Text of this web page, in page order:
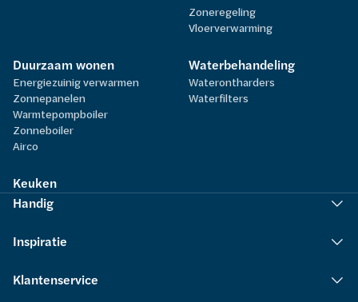
Zoneregeling
Vloerverwarming
Duurzaam wonen
Energiezuinig verwarmen
Zonnepanelen
Warmtepompboiler
Zonneboiler
Airco
Waterbehandeling
Waterontharders
Waterfilters
Keuken
Handig
Inspiratie
Klantenservice